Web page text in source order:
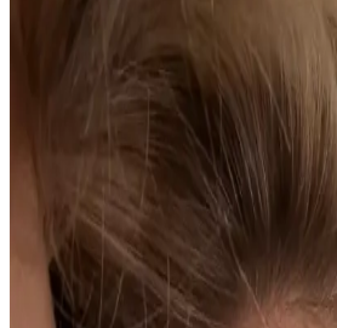
Tereson El, Ayak ve Koltuk Altı için
antiperspiranttır. Gece temiz ve kuru
kadar kuruluk sağlar ve yaklaşık 25 güne
belirtilir. Türkiye'de üretilir ve İPEK
CE uygunluk simgesi görselde bulunmuyor.
Terason Yüz Terlemesi ve
Koruyucu Jel Ürün Özellikleri
Terason Koruyucu Jel, aşırı terleme ve
etkili formülüyle azaltır, günlük kullanımda
özgüveninizi artırır.